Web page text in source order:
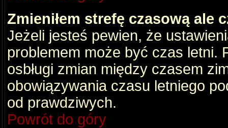
Zmieniłem strefę czasową ale
Jeżeli jesteś pewien, że
problemem może być czas letni.
osbługi zmian między czasem
obowiązywania czasu letniego
od prawdziwych.
Powrót do góry